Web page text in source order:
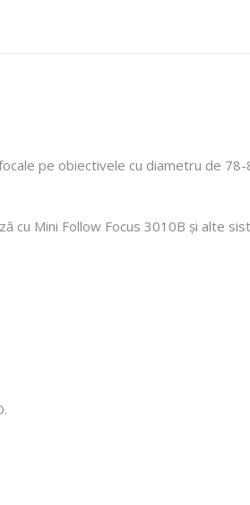
pe obiectivele cu diametru de
cu Mini Follow Focus 3010B și alte